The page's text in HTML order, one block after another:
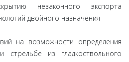
незаконного экспорта
двойного назначения
на возможности определения
стрельбе из гладкоствольного